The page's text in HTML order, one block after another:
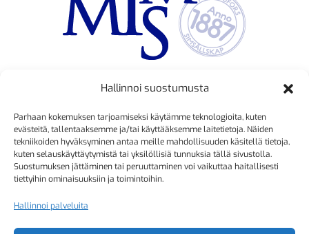
Hallinnoi suostumusta
Parhaan kokemuksen tarjoamiseksi käytämme teknologioita, kuten
evästeitä, tallentaaksemme ja/tai käyttääksemme laitetietoja. Näiden
tekniikoiden hyväksyminen antaa meille mahdollisuuden käsitellä tietoja,
kuten selauskäyttäytymistä tai yksilöllisiä tunnuksia tällä sivustolla.
Suostumuksen jättäminen tai peruuttaminen voi vaikuttaa haitallisesti
tiettyihin ominaisuuksiin ja toimintoihin.
Hallinnoi palveluita
Kristiina Mäkinen
040 725 3186
kristiina.makinen@simmis.fi